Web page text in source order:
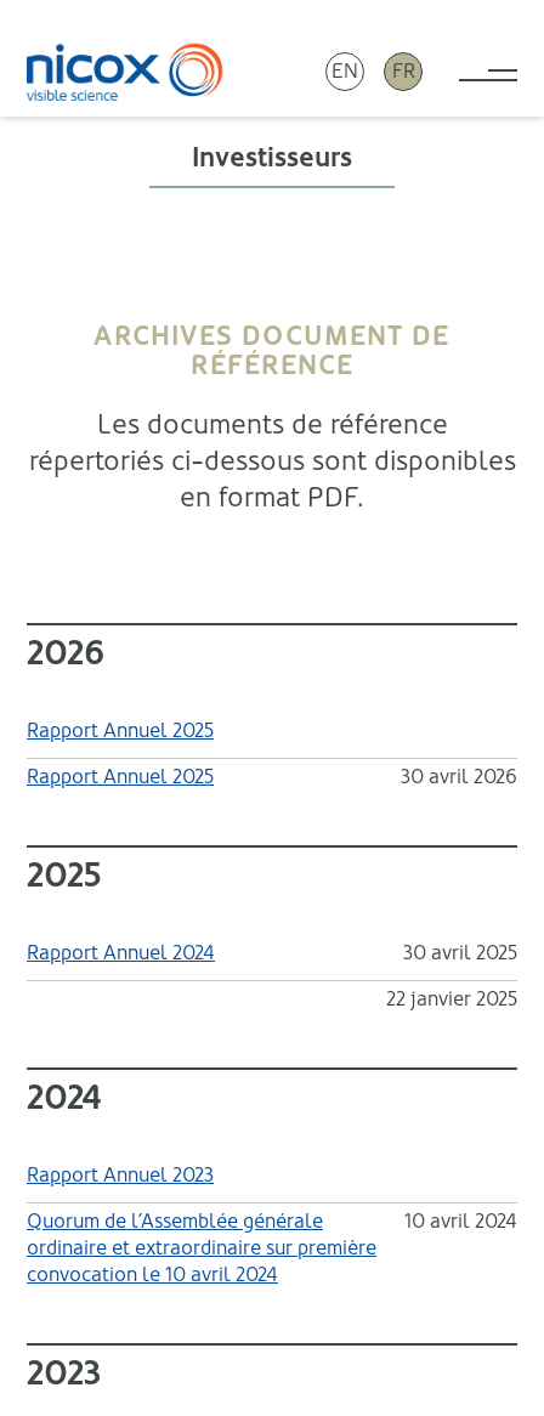
Nicox
EN FR
Investisseurs
ARCHIVES DOCUMENT DE
RÉFÉRENCE
Les documents de référence
répertoriés ci-dessous sont disponibles
en format PDF.
2026
Rapport Annuel 2025
Rapport Annuel 2025
30 avril 2026
2025
Rapport Annuel 2024
30 avril 2025
22 janvier 2025
2024
Rapport Annuel 2023
Quorum de l’Assemblée générale
ordinaire et extraordinaire sur première
convocation le 10 avril 2024
10 avril 2024
2023